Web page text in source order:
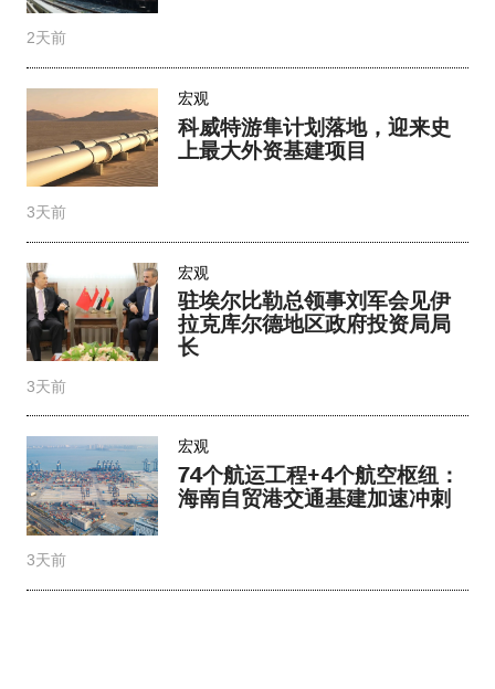
2天前
宏观
科威特游隼计划落地，迎来史
上最大外资基建项目
3天前
宏观
驻埃尔比勒总领事刘军会见伊
拉克库尔德地区政府投资局局
长
3天前
宏观
74个航运工程+4个航空枢纽：
海南自贸港交通基建加速冲刺
3天前